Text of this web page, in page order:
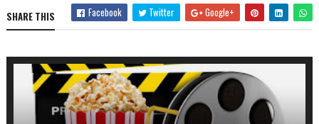
SHARE THIS Facebook Twitter Google+